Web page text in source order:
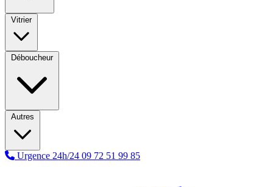
Vitrier
Déboucheur
Autres
Urgence 24h/24 09 72 51 99 85